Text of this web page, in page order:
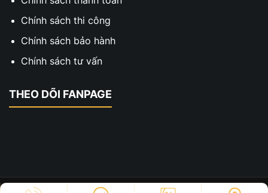
Chính sách thi công
Chính sách bảo hành
Chính sách tư vấn
THEO DÕI FANPAGE
Copyright © 2023 - Thiết Kế Thi Công Hai Xe. All